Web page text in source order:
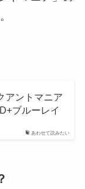
あわせて読みたい
アントマニア
ブルーレイ